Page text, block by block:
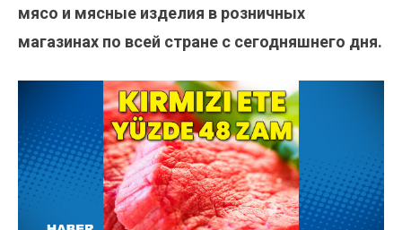
мясо и мясные изделия в розничных
магазинах по всей стране с сегодняшнего дня.